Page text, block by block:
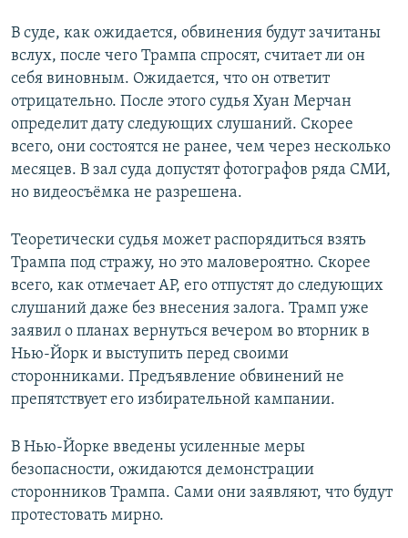
В суде, как ожидается, обвинения будут зачитаны
вслух, после чего Трампа спросят, считает ли он
себя виновным. Ожидается, что он ответит
отрицательно. После этого судья Хуан Мерчан
определит дату следующих слушаний. Скорее
всего, они состоятся не ранее, чем через несколько
месяцев. В зал суда допустят фотографов ряда СМИ,
но видеосъёмка не разрешена.
Теоретически судья может распорядиться взять
Трампа под стражу, но это маловероятно. Скорее
всего, как отмечает AP, его отпустят до следующих
слушаний даже без внесения залога. Трамп уже
заявил о планах вернуться вечером во вторник в
Нью-Йорк и выступить перед своими
сторонниками. Предъявление обвинений не
препятствует его избирательной кампании.
В Нью-Йорке введены усиленные меры
безопасности, ожидаются демонстрации
сторонников Трампа. Сами они заявляют, что будут
протестовать мирно.